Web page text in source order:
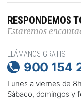
RESPONDEMOS
Estaremos
LLÁMANOS GRATIS
 900 154
Lunes a viernes de
Sábado, domingos y